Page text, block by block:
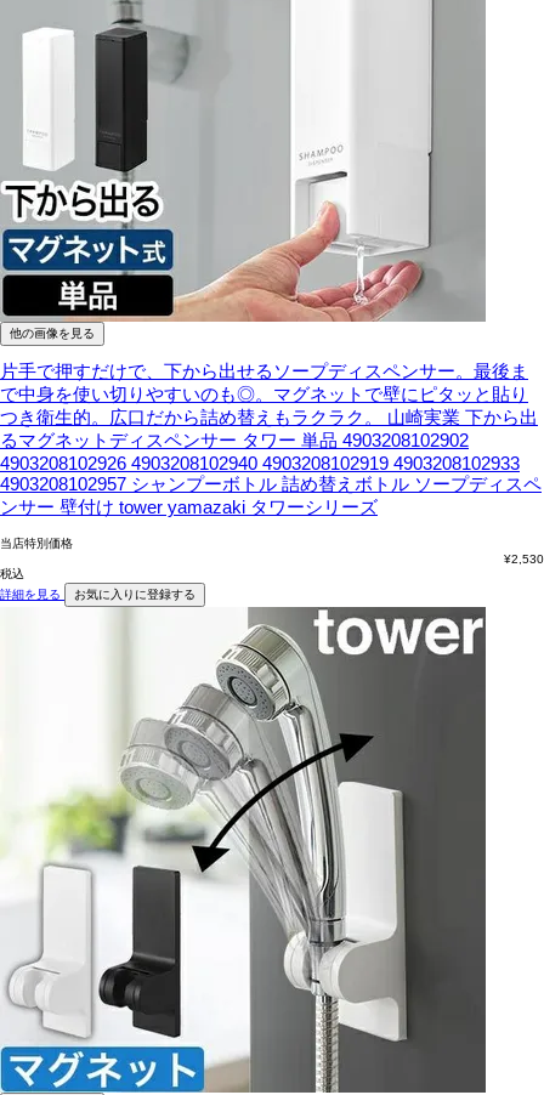
他の画像を見る
片手で押すだけで、下から出せるソープディスペンサー。最後ま
で中身を使い切りやすいのも◎。マグネットで壁にピタッと貼り
つき衛生的。広口だから詰め替えもラクラク。
山崎実業 下から出
るマグネットディスペンサー タワー 単品 4903208102902
4903208102926 4903208102940 4903208102919 4903208102933
4903208102957 シャンプーボトル 詰め替えボトル ソープディスペ
ンサー 壁付け tower yamazaki タワーシリーズ
当店特別価格
¥2,530
税込
詳細を見る
お気に入りに登録する